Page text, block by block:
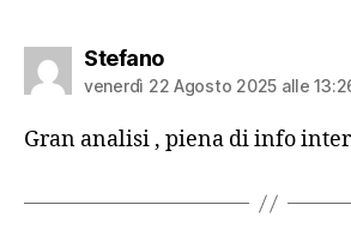
Stefanodice:
venerdì 22 Agosto 2025 alle
Gran analisi , piena di info